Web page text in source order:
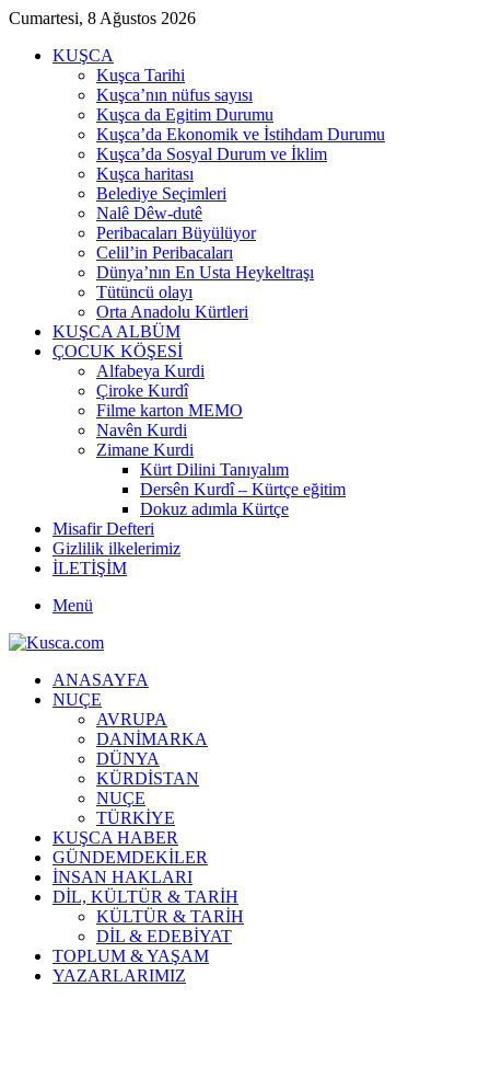
Cumartesi, 8 Ağustos 2026
KUŞCA
Kuşca Tarihi
Kuşca’nın nüfus sayısı
Kuşca da Egitim Durumu
Kuşca’da Ekonomik ve İstihdam Durumu
Kuşca’da Sosyal Durum ve İklim
Kuşca haritası
Belediye Seçimleri
Nalê Dêw-dutê
Peribacaları Büyülüyor
Celil’in Peribacaları
Dünya’nın En Usta Heykeltraşı
Tütüncü olayı
Orta Anadolu Kürtleri
KUŞCA ALBÜM
ÇOCUK KÖŞESİ
Alfabeya Kurdi
Çiroke Kurdî
Filme karton MEMO
Navên Kurdi
Zimane Kurdi
Kürt Dilini Tanıyalım
Dersên Kurdî – Kürtçe eğitim
Dokuz adımla Kürtçe
Misafir Defteri
Gizlilik ilkelerimiz
İLETİŞİM
Menü
ANASAYFA
NUÇE
AVRUPA
DANİMARKA
DÜNYA
KÜRDİSTAN
NUÇE
TÜRKİYE
KUŞCA HABER
GÜNDEMDEKİLER
İNSAN HAKLARI
DİL, KÜLTÜR & TARİH
KÜLTÜR & TARİH
DİL & EDEBİYAT
TOPLUM & YAŞAM
YAZARLARIMIZ